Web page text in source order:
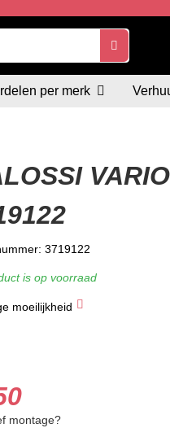
per merk
3719122
is op voorraad
moeilijkheid
★
montage?